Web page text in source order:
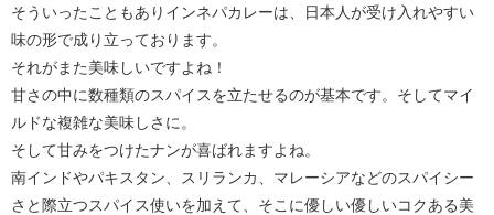
そういったこともありインネパカレーは、日本人が受け入れやすい
味の形で成り立っております。
それがまた美味しいですよね！
甘さの中に数種類のスパイスを立たせるのが基本です。そしてマイ
ルドな複雑な美味しさに。
そして甘みをつけたナンが喜ばれますよね。
南インドやパキスタン、スリランカ、マレーシアなどのスパイシー
さと際立つスパイス使いを加えて、そこに優しい優しいコクある美